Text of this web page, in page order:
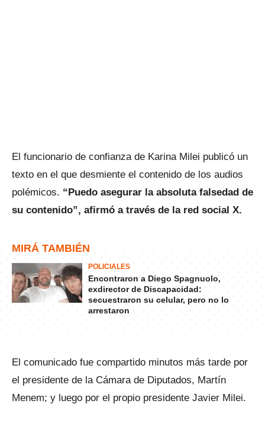
El funcionario de confianza de Karina Milei publicó un
texto en el que desmiente el contenido de los audios
polémicos. “Puedo asegurar la absoluta falsedad de
su contenido”, afirmó a través de la red social X.
MIRÁ TAMBIÉN
POLICIALES
Encontraron a Diego Spagnuolo,
exdirector de Discapacidad:
secuestraron su celular, pero no lo
arrestaron
El comunicado fue compartido minutos más tarde por
el presidente de la Cámara de Diputados, Martín
Menem; y luego por el propio presidente Javier Milei.